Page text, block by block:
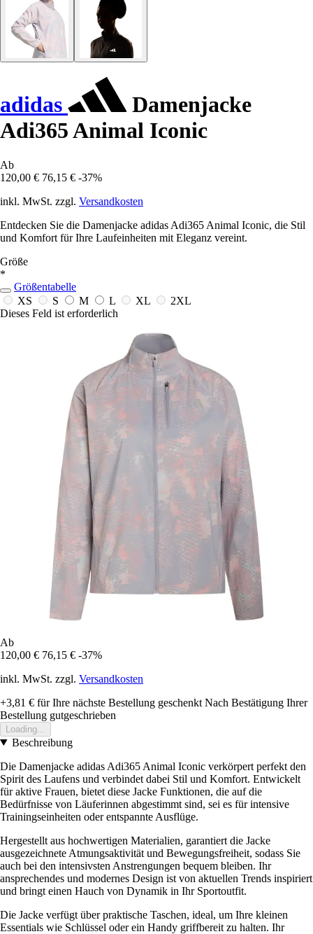
adidas
Damenjacke
Adi365 Animal Iconic
Ab
120,00 € 76,15 € -37%
inkl. MwSt. zzgl. Versandkosten
Entdecken Sie die Damenjacke adidas Adi365 Animal Iconic, die Stil
und Komfort für Ihre Laufeinheiten mit Eleganz vereint.
Größe
*
Größentabelle
XS
S M L XL
2XL
Dieses Feld ist erforderlich
Ab
120,00 € 76,15 € -37%
inkl. MwSt. zzgl. Versandkosten
+3,81 € für Ihre nächste Bestellung geschenkt Nach Bestätigung Ihrer
Bestellung gutgeschrieben
Loading...
Beschreibung
Die Damenjacke adidas Adi365 Animal Iconic verkörpert perfekt den
Spirit des Laufens und verbindet dabei Stil und Komfort. Entwickelt
für aktive Frauen, bietet diese Jacke Funktionen, die auf die
Bedürfnisse von Läuferinnen abgestimmt sind, sei es für intensive
Trainingseinheiten oder entspannte Ausflüge.
Hergestellt aus hochwertigen Materialien, garantiert die Jacke
ausgezeichnete Atmungsaktivität und Bewegungsfreiheit, sodass Sie
auch bei den intensivsten Anstrengungen bequem bleiben. Ihr
ansprechendes und modernes Design ist von aktuellen Trends inspiriert
und bringt einen Hauch von Dynamik in Ihr Sportoutfit.
Die Jacke verfügt über praktische Taschen, ideal, um Ihre kleinen
Essentials wie Schlüssel oder ein Handy griffbereit zu halten. Ihr